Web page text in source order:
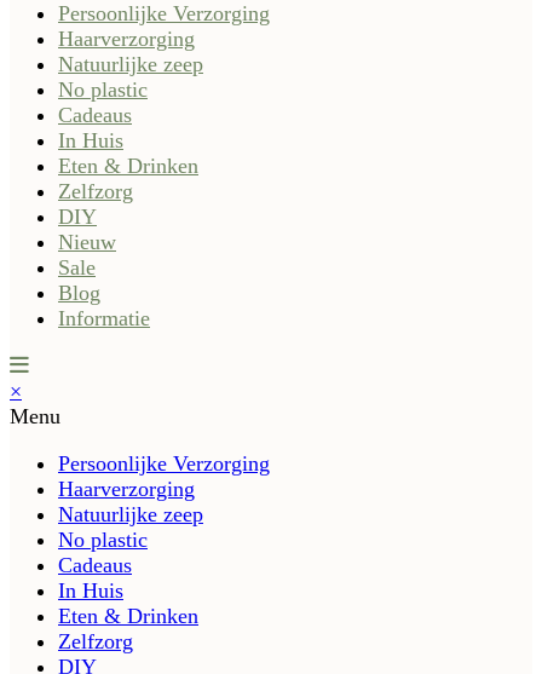
Persoonlijke Verzorging
Haarverzorging
Natuurlijke zeep
No plastic
Cadeaus
In Huis
Eten & Drinken
Zelfzorg
DIY
Nieuw
Sale
Blog
Informatie
×
Menu
Persoonlijke Verzorging
Haarverzorging
Natuurlijke zeep
No plastic
Cadeaus
In Huis
Eten & Drinken
Zelfzorg
DIY